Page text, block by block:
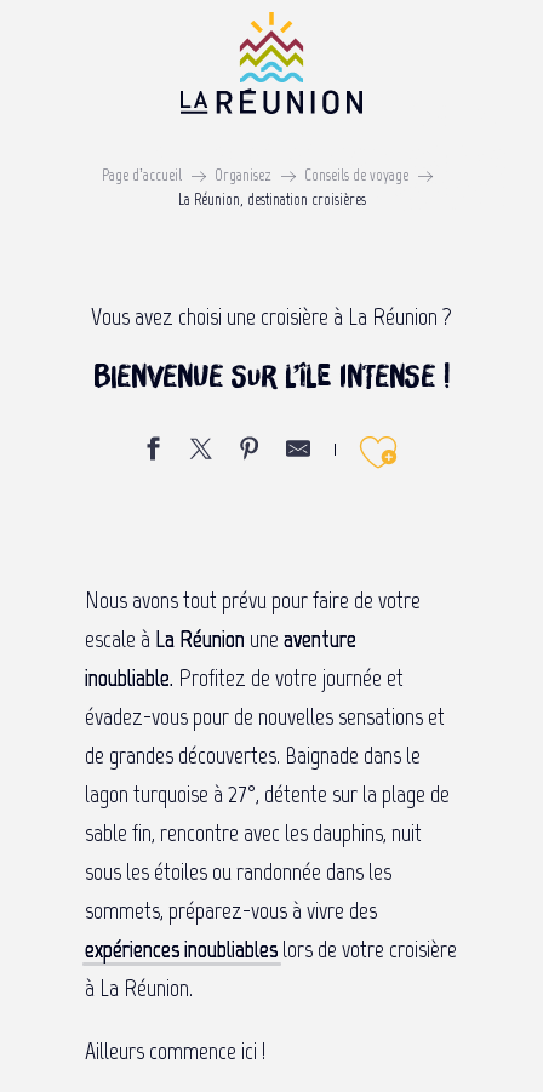
La Réunion, destination
croisières
Page d’accueil Organisez
Conseils de voyage
La Réunion, destination croisières
Vous avez choisi une croisière à La Réunion ?
Bienvenue sur l’île intense !
Nous avons tout prévu pour faire de votre
escale à La Réunion une aventure
inoubliable. Profitez de votre journée et
évadez-vous pour de nouvelles sensations et
de grandes découvertes. Baignade dans le
lagon turquoise à 27°, détente sur la plage de
sable fin, rencontre avec les dauphins, nuit
sous les étoiles ou randonnée dans les
sommets, préparez-vous à vivre des
expériences inoubliables lors de votre croisière
à La Réunion.
Ailleurs commence ici !